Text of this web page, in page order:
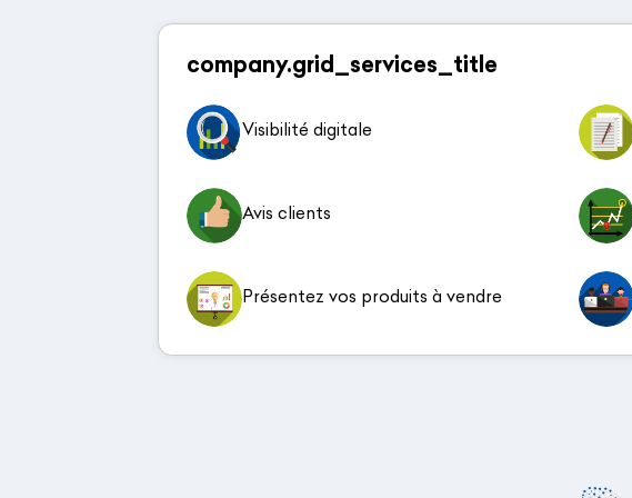
company.grid_services_title
Visibilité digitale
Avis clients
Présentez vos produits à vendre